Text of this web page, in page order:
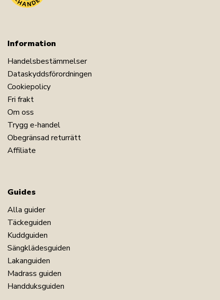
Information
Handelsbestämmelser
Dataskyddsförordningen
Cookiepolicy
Fri frakt
Om oss
Trygg e-handel
Obegränsad returrätt
Affiliate
Guides
Alla guider
Täckeguiden
Kuddguiden
Sängklädesguiden
Lakanguiden
Madrass guiden
Handduksguiden